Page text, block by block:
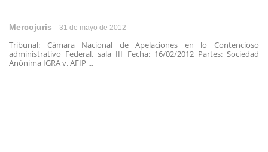
Mercojuris 31 de mayo de 2012
Tribunal: Cámara Nacional de Apelaciones en lo Contencioso
administrativo Federal, sala III Fecha: 16/02/2012 Partes: Sociedad
Anónima IGRA v. AFIP ...